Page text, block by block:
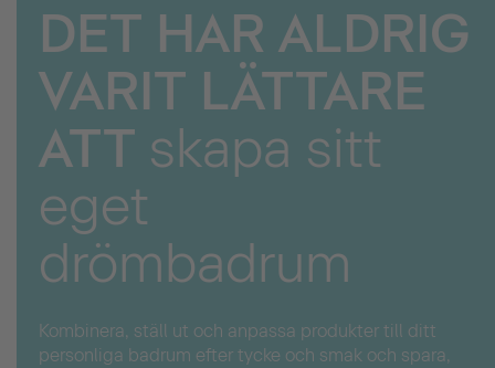
DET HAR ALDRIG
VARIT LÄTTARE
ATT skapa sitt
eget
drömbadrum
Kombinera, ställ ut och anpassa produkter till ditt
personliga badrum efter tycke och smak och spara,